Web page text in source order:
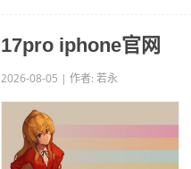
17pro iphone官网
2026-08-05 | 作者: 若永